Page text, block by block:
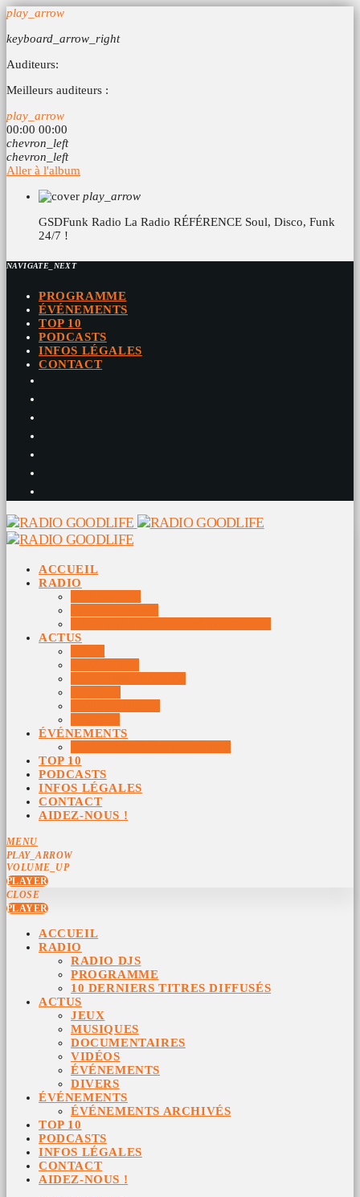
play_arrow
keyboard_arrow_right
Auditeurs:
Meilleurs auditeurs :
play_arrow
00:00 00:00
chevron_left
chevron_left
Aller à l'album
play_arrow
GSDFunk Radio La Radio RÉFÉRENCE Soul, Disco, Funk
24/7 !
NAVIGATE_NEXT
PROGRAMME
ÉVÉNEMENTS
TOP 10
PODCASTS
INFOS LÉGALES
CONTACT
ACCUEIL
RADIO
ACTUS
ÉVÉNEMENTS
TOP 10
PODCASTS
INFOS LÉGALES
CONTACT
AIDEZ-NOUS !
MENU
PLAY_ARROW
VOLUME_UP
PLAYER
CLOSE
PLAYER
ACCUEIL
RADIO
RADIO DJS
PROGRAMME
10 DERNIERS TITRES DIFFUSÉS
ACTUS
JEUX
MUSIQUES
DOCUMENTAIRES
VIDÉOS
ÉVÉNEMENTS
DIVERS
ÉVÉNEMENTS
ÉVÉNEMENTS ARCHIVÉS
TOP 10
PODCASTS
INFOS LÉGALES
CONTACT
AIDEZ-NOUS !